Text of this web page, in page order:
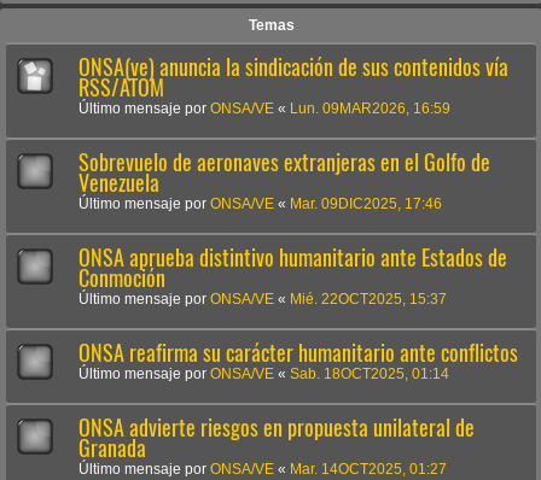
Temas
ONSA(ve) anuncia la sindicación de sus contenidos vía
RSS/ATOM
Último mensaje por ONSA/VE « Lun. 09MAR2026, 16:59
Sobrevuelo de aeronaves extranjeras en el Golfo de
Venezuela
Último mensaje por ONSA/VE « Mar. 09DIC2025, 17:46
ONSA aprueba distintivo humanitario ante Estados de
Conmoción
Último mensaje por ONSA/VE « Mié. 22OCT2025, 15:37
ONSA reafirma su carácter humanitario ante conflictos
Último mensaje por ONSA/VE « Sab. 18OCT2025, 01:14
ONSA advierte riesgos en propuesta unilateral de
Granada
Último mensaje por ONSA/VE « Mar. 14OCT2025, 01:27